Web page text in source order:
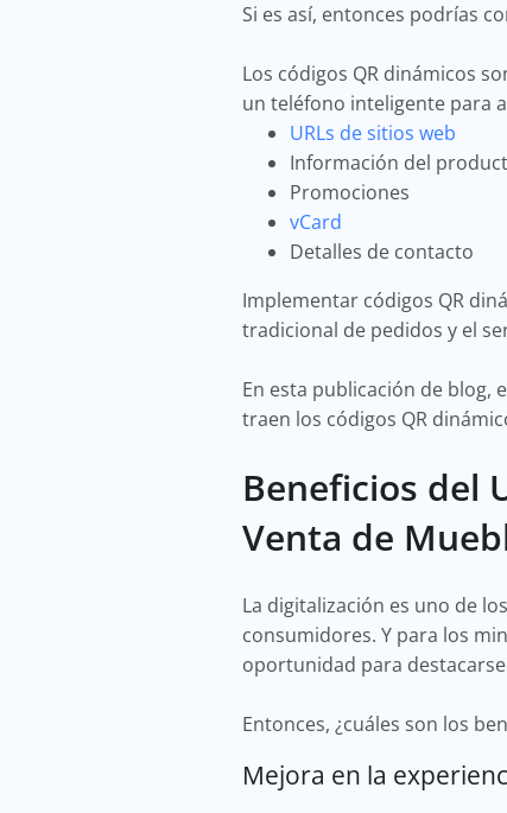
Si es así, entonces podrías
Los códigos QR dinámicos
un teléfono inteligente para
URLs de sitios web
Información del
Promociones
vCard
Detalles de contacto
Implementar códigos QR
tradicional de pedidos y el
En esta publicación de blog,
traen los códigos QR
Beneficios del
Venta de
La digitalización es uno de
consumidores. Y para los
oportunidad para
Entonces, ¿cuáles son los
Mejora en la